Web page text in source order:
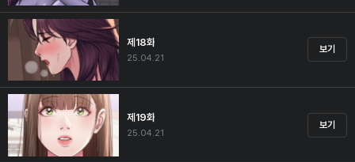
제18화
25.04.21
보기
제19화
25.04.21
보기